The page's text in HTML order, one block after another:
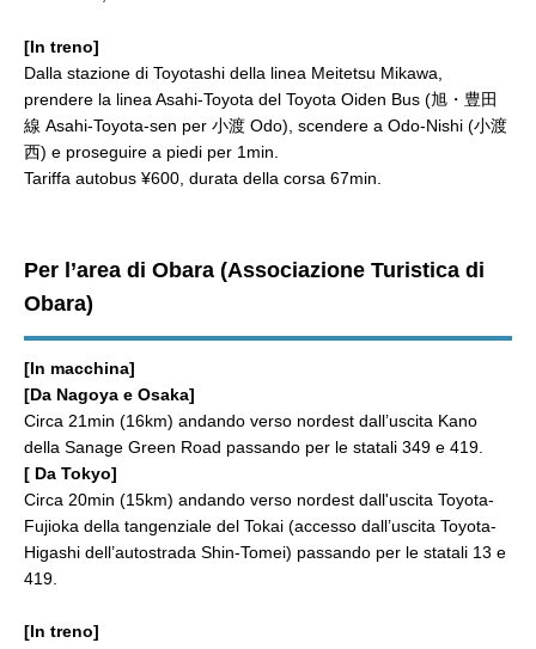
[In treno]
Dalla stazione di Toyotashi della linea Meitetsu Mikawa,
prendere la linea Asahi-Toyota del Toyota Oiden Bus (旭・豊田
線 Asahi-Toyota-sen per 小渡 Odo), scendere a Odo-Nishi (小渡
西) e proseguire a piedi per 1min.
Tariffa autobus ¥600, durata della corsa 67min.
Per l’area di Obara (Associazione Turistica di
Obara)
[In macchina]
[Da Nagoya e Osaka]
Circa 21min (16km) andando verso nordest dall’uscita Kano
della Sanage Green Road passando per le statali 349 e 419.
[ Da Tokyo]
Circa 20min (15km) andando verso nordest dall'uscita Toyota-
Fujioka della tangenziale del Tokai (accesso dall’uscita Toyota-
Higashi dell’autostrada Shin-Tomei) passando per le statali 13 e
419.
[In treno]